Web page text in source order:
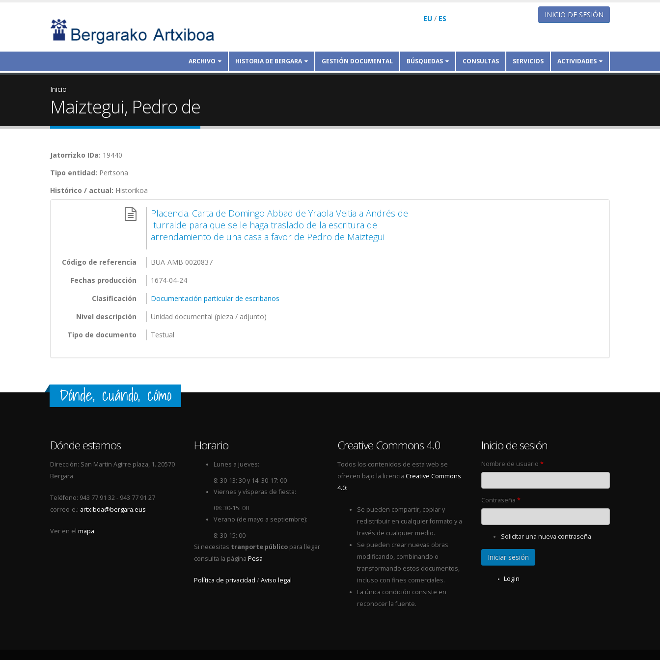
EU / ES INICIO DE SESIÓN
ARCHIVO HISTORIA DE BERGARA GESTIÓN DOCUMENTAL BÚSQUEDAS CONSULTAS SERVICIOS ACTIVIDADES
Inicio
Maiztegui, Pedro de
Jatorrizko IDa: 19440
Tipo entidad: Pertsona
Histórico / actual: Historikoa
Placencia. Carta de Domingo Abbad de Yraola Veitia a Andrés de
Iturralde para que se le haga traslado de la escritura de
arrendamiento de una casa a favor de Pedro de Maiztegui
Código de referencia
BUA-AMB 0020837
Fechas producción
1674-04-24
Clasificación
Documentación particular de escribanos
Nivel descripción
Unidad documental (pieza / adjunto)
Tipo de documento
Testual
Dónde, cuándo, cómo
Dónde estamos
Dirección: San Martin Agirre plaza, 1. 20570
Bergara
Teléfono: 943 77 91 32 - 943 77 91 27
correo-e.: artxiboa@bergara.eus
Ver en el mapa
Horario
Lunes a jueves:
8: 30-13: 30 y 14: 30-17: 00
Viernes y vísperas de fiesta:
08: 30-15: 00
Verano (de mayo a septiembre):
8: 30-15: 00
Si necesitas tranporte públicopara llegar
consulta la página Pesa
Política de privacidad /Aviso legal
Creative Commons 4.0
Todos los contenidos de esta web se
ofrecen bajo la licencia Creative Commons
4.0:
Se pueden compartir, copiar y
redistribuir en cualquier formato y a
través de cualquier medio.
Se pueden crear nuevas obras
modificando, combinando o
transformando estos documentos,
incluso con fines comerciales.
La única condición consiste en
reconocer la fuente.
Inicio de sesión
Nombre de usuario *
Contraseña *
Solicitar una nueva contraseña
Login